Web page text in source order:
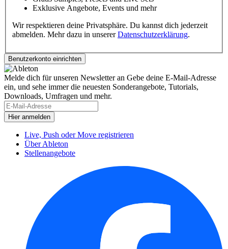
Exklusive Angebote, Events und mehr
Wir respektieren deine Privatsphäre. Du kannst dich jederzeit
abmelden. Mehr dazu in unsererDatenschutzerklärung.
Melde dich für unseren Newsletter an Gebe deine E-Mail-Adresse
ein, und sehe immer die neuesten Sonderangebote, Tutorials,
Downloads, Umfragen und mehr.
Live, Push oder Move registrieren
Über Ableton
Stellenangebote